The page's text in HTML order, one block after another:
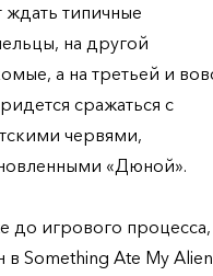
ждать типичные
на другой
а на третьей и
сражаться с
червями,
«Дюной».
до игрового процесса,
в Something Ate My Alien